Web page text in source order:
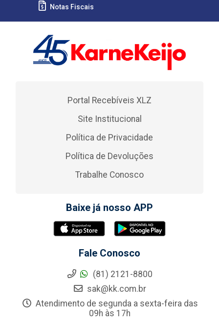
Notas Fiscais
Portal Recebíveis XLZ
Site Institucional
Política de Privacidade
Política de Devoluções
Trabalhe Conosco
Baixe já nosso APP
Fale Conosco
(81) 2121-8800
sak@kk.com.br
Atendimento de segunda a sexta-feira das
09h às 17h